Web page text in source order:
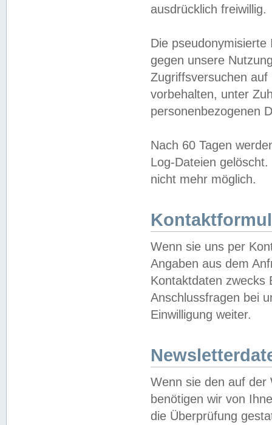
ausdrücklich freiwillig.
Die
gegen unsere
Zugriffsversuchen
vorbehalten, unter
personenbezogenen
Nach 60 Tagen
Log-Dateien
nicht mehr möglich.
Wenn sie uns per
Angaben aus dem
Kontaktdaten zwecks
Anschlussfragen bei
Einwilligung weiter.
Wenn sie den auf der
benötigen wir von
die Überprüfung